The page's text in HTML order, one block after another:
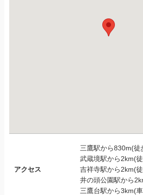
アクセス
三鷹駅から830m(徒
武蔵境駅から2km(
吉祥寺駅から2km(
井の頭公園駅から
三鷹台駅から3km(